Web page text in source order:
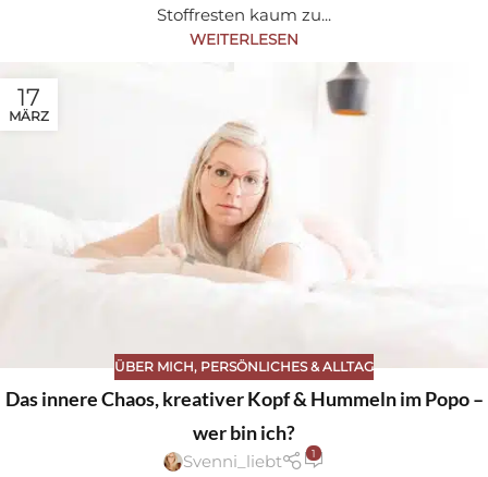
Stoffresten kaum zu...
WEITERLESEN
17
MÄRZ
ÜBER MICH, PERSÖNLICHES & ALLTAG
Das innere Chaos, kreativer Kopf & Hummeln im Popo –
wer bin ich?
Svenni_liebt 1